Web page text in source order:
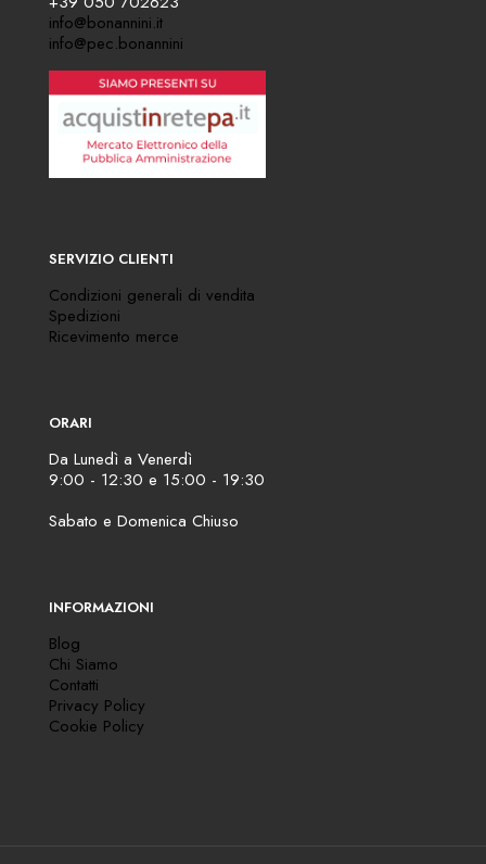
info@bonannini.it
info@pec.bonannini
SERVIZIO CLIENTI
Condizioni generali di vendita
Spedizioni
Ricevimento merce
ORARI
Da Lunedì a Venerdì
9:00 - 12:30 e 15:00 - 19:30
Sabato e Domenica Chiuso
INFORMAZIONI
Blog
Chi Siamo
Contatti
Privacy Policy
Cookie Policy